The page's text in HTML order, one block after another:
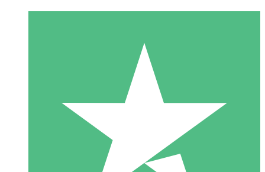
Pacotes de Créditos Individuais
Pague conforme o uso com créditos de download. Sem
1000